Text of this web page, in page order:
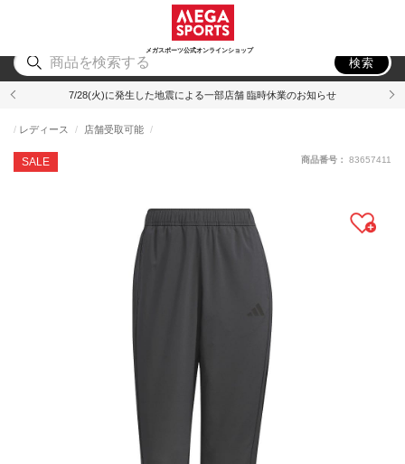
メガスポーツ公式オンラインショップ
アウトドア
検索
7/28(火)に発生した地震による一部店舗 臨時休業のお知らせ
SALE
レディース 店舗受取可能
商品番号： 83657411